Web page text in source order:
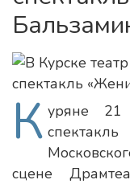
К уряне
сцене